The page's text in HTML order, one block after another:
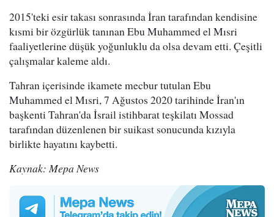
2015'teki esir takası sonrasında İran tarafından kendisine
kısmi bir özgürlük tanınan Ebu Muhammed el Mısri
faaliyetlerine düşük yoğunluklu da olsa devam etti. Çeşitli
çalışmalar kaleme aldı.
Tahran içerisinde ikamete mecbur tutulan Ebu
Muhammed el Mısri, 7 Ağustos 2020 tarihinde İran'ın
başkenti Tahran'da İsrail istihbarat teşkilatı Mossad
tarafından düzenlenen bir suikast sonucunda kızıyla
birlikte hayatını kaybetti.
Kaynak: Mepa News